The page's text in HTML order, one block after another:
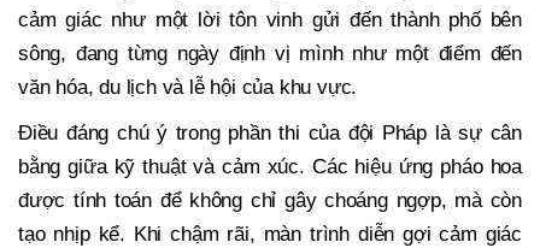
cảm giác như một lời tôn vinh gửi đến thành phố bên
sông, đang từng ngày định vị mình như một điểm đến
văn hóa, du lịch và lễ hội của khu vực.
Điều đáng chú ý trong phần thi của đội Pháp là sự cân
bằng giữa kỹ thuật và cảm xúc. Các hiệu ứng pháo hoa
được tính toán để không chỉ gây choáng ngợp, mà còn
tạo nhịp kể. Khi chậm rãi, màn trình diễn gợi cảm giác